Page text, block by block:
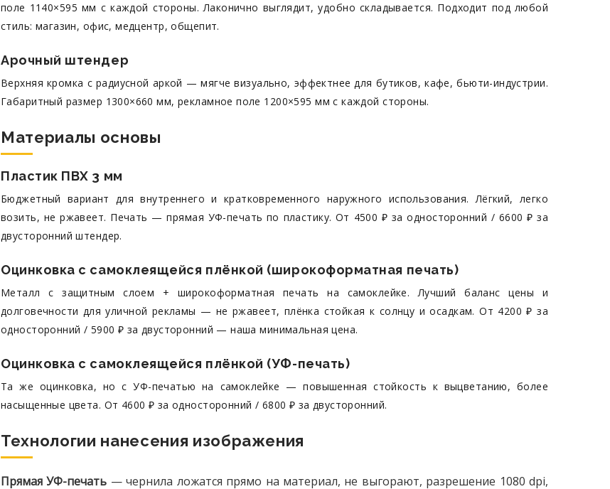
поле 1140×595 мм с каждой стороны. Лаконично выглядит, удобно складывается. Подходит под любой
стиль: магазин, офис, медцентр, общепит.
Арочный штендер
Верхняя кромка с радиусной аркой — мягче визуально, эффектнее для бутиков, кафе, бьюти-индустрии.
Габаритный размер 1300×660 мм, рекламное поле 1200×595 мм с каждой стороны.
Материалы основы
Пластик ПВХ 3 мм
Бюджетный вариант для внутреннего и кратковременного наружного использования. Лёгкий, легко
возить, не ржавеет. Печать — прямая УФ-печать по пластику. От 4500 ₽ за односторонний / 6600 ₽ за
двусторонний штендер.
Оцинковка с самоклеящейся плёнкой (широкоформатная печать)
Металл с защитным слоем + широкоформатная печать на самоклейке. Лучший баланс цены и
долговечности для уличной рекламы — не ржавеет, плёнка стойкая к солнцу и осадкам. От 4200 ₽ за
односторонний / 5900 ₽ за двусторонний — наша минимальная цена.
Оцинковка с самоклеящейся плёнкой (УФ-печать)
Та же оцинковка, но с УФ-печатью на самоклейке — повышенная стойкость к выцветанию, более
насыщенные цвета. От 4600 ₽ за односторонний / 6800 ₽ за двусторонний.
Технологии нанесения изображения
Прямая УФ-печать — чернила ложатся прямо на материал, не выгорают, разрешение 1080 dpi,